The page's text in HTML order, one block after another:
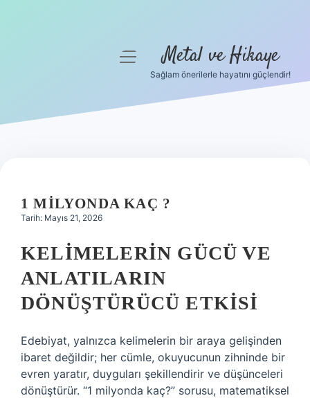
Hakkımızda
menüyüMetal ve Hikaye
Sağlam önerilerle hayatını güçlendir!
1 MILYONDA KAÇ ?
Tarih: Mayıs 21, 2026
KELIMELERIN GÜCÜ VE
ANLATILARIN
DÖNÜŞTÜRÜCÜ ETKISI
Edebiyat, yalnızca kelimelerin bir araya gelişinden
ibaret değildir; her cümle, okuyucunun zihninde bir
evren yaratır, duyguları şekillendirir ve düşünceleri
dönüştürür. “1 milyonda kaç?” sorusu, matematiksel